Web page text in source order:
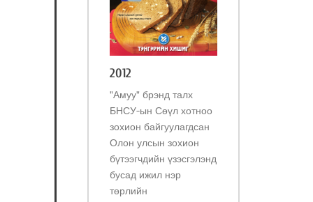
2012
"Амуу" брэнд талх
БНСУ-ын Сөүл хотноо
зохион байгуулагдсан
Олон улсын зохион
бүтээгчдийн үзэсгэлэнд
бусад ижил нэр
төрлийн